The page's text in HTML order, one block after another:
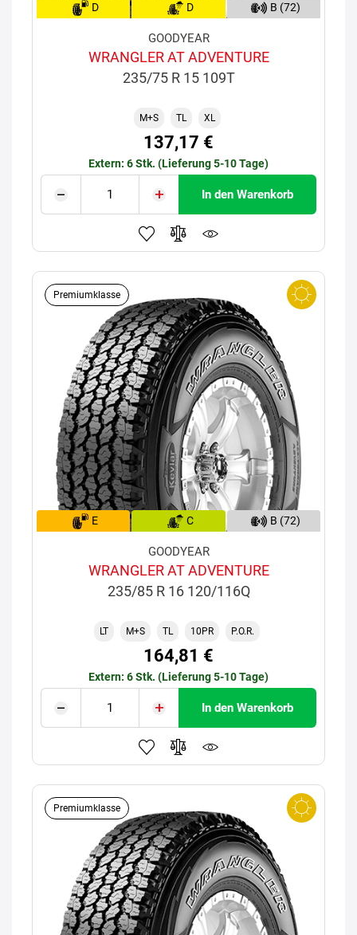
D D B (72)
GOODYEAR
WRANGLER AT ADVENTURE
235/75 R 15 109T
M+S TL XL
137,17 €
Extern: 6 Stk. (Lieferung 5-10 Tage)
In den Warenkorb
Premiumklasse
E C B (72)
GOODYEAR
WRANGLER AT ADVENTURE
235/85 R 16 120/116Q
LT M+S TL 10PR P.O.R.
164,81 €
Extern: 6 Stk. (Lieferung 5-10 Tage)
In den Warenkorb
Premiumklasse